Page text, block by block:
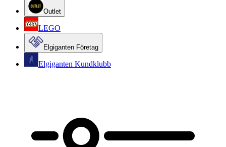
Outlet
LEGO
Elgiganten Företag
Elgiganten Kundklubb